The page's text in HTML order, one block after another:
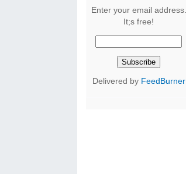
Enter your email address.
It;s free!
Delivered by FeedBurner